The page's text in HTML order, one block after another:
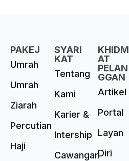
PAKEJ
Umrah
Umrah
Ziarah
Percutian
Haji
SYARI
KAT
Tentang
Kami
Karier &
Intership
Cawangan
KHIDM
AT
PELAN
GGAN
Artikel
Portal
Layan
Diri